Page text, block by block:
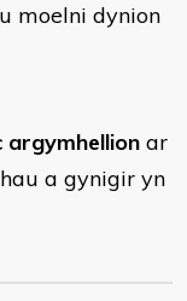
moelni dynion
argymhellion ar
a gynigir yn